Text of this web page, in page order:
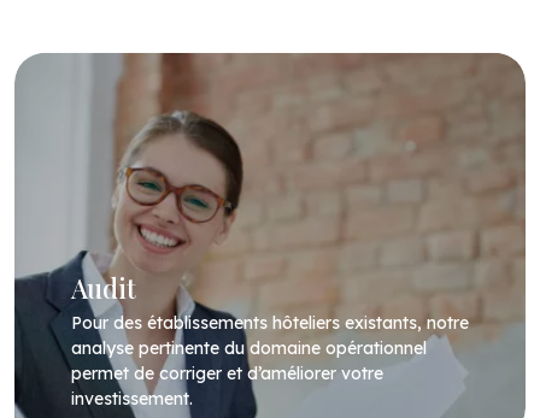
Audit
Pour des établissements hôteliers existants, notre
analyse pertinente du domaine opérationnel
permet de corriger et d’améliorer votre
investissement.